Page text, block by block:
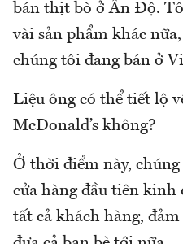
bán thịt bò ở Ấn Độ.
vài sản phẩm khác
chúng tôi đang bán ở
Liệu ông có thể tiết lộ
McDonald’s không?
Ở thời điểm này,
cửa hàng đầu tiên
tất cả khách hàng,